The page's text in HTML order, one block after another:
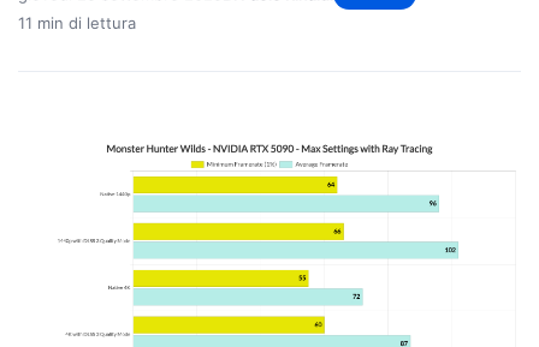
11 min di lettura